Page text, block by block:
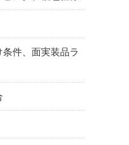
件、面実装品ラ